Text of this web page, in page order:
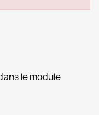
le module